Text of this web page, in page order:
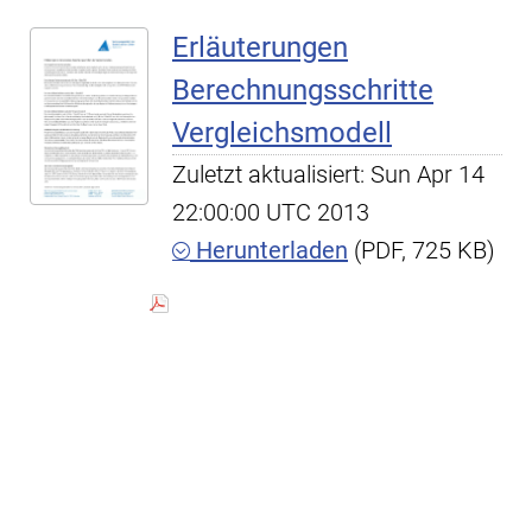
Erläuterungen
Berechnungsschritte
Vergleichsmodell
Zuletzt aktualisiert: Sun Apr 14
22:00:00 UTC 2013
Herunterladen (PDF, 725 KB)